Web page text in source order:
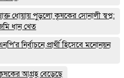
ধোয়ায় পুড়লো কৃষকের সোনালী স্বপ্ন:
ধান খেত
নির্বাচনে প্রার্থী হিসেবে মনোনয়ন
আগ্রহ বেড়েছে